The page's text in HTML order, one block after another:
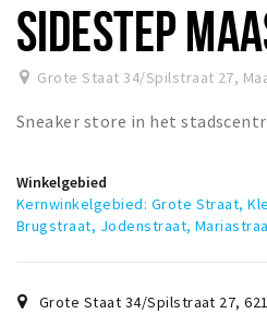
Bezienswaardigheden
Musea, theaters & podia
Uitjes & activiteiten
Natuurgebieden
Baroniepoorten
SIDESTEP
Grote Staat 34/Spilstraat 27,
Sneaker store in het
Winkelgebied
Kernwinkelgebied: Grote Straat,
Brugstraat, Jodenstraat,
Grote Staat 34/Spilstraat 27,